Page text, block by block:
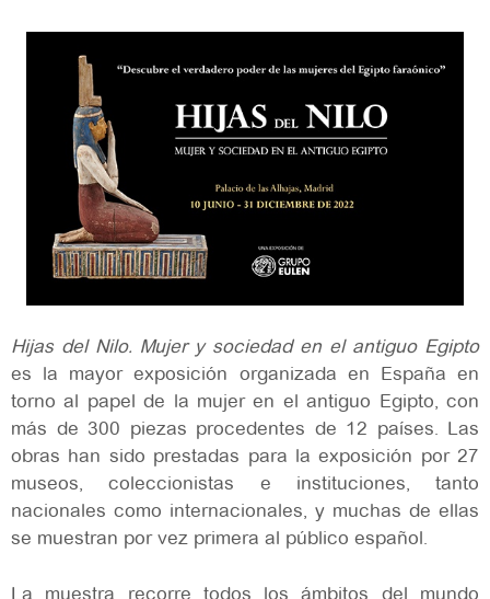
Hijas del Nilo. Mujer y sociedad en el antiguo Egipto
es la mayor exposición organizada en España en
torno al papel de la mujer en el antiguo Egipto, con
más de 300 piezas procedentes de 12 países. Las
obras han sido prestadas para la exposición por 27
museos, coleccionistas e instituciones, tanto
nacionales como internacionales, y muchas de ellas
se muestran por vez primera al público español.
La muestra recorre todos los ámbitos del mundo